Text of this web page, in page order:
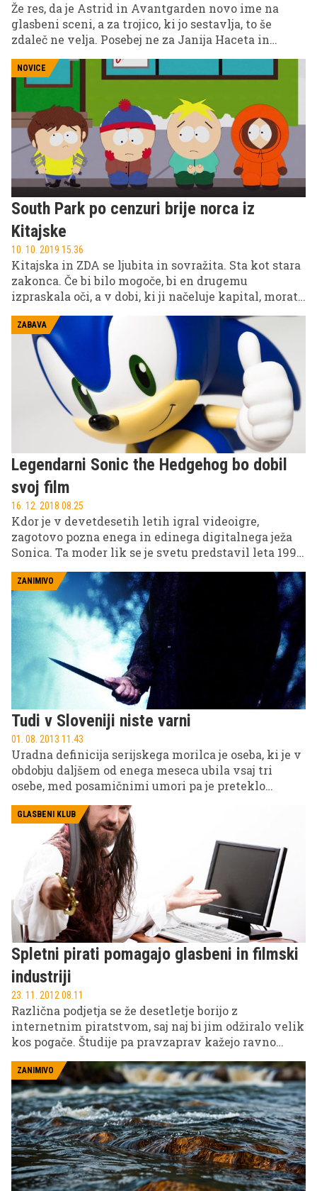
Že res, da je Astrid in Avantgarden novo ime na
glasbeni sceni, a za trojico, ki jo sestavlja, to še
zdaleč ne velja. Posebej ne za Janija Haceta in
Martina Štibernika, ki ju verjetno ni treba posebej
predstavljati, saj sta prekaljena glasbena mačka in
pravi inventar slovenske glasbene scene. To sta
osvežila s sodelovanjem z Astrid Kljun, magistrico
opernega petja in šolano harfistko z angelskim
glasom. Nas bo ekipa prihodnje leto na
Nizozemskem zastopala na Evroviziji?
NOVICE
South Park po cenzuri brije norca iz
Kitajske
10. 10. 2019 15.36
Kitajska in ZDA se ljubita in sovražita. Sta kot stara
zakonca. Če bi bilo mogoče, bi en drugemu
izpraskala oči, a v dobi, ki ji načeluje kapital, morata
račun človekovih pravih in čistega okolja.
Priljubljena satirična risana serija South Park, ki
teče že 21. krog in ne beži od kontraverznosti, zato
redno poskrbi za ogorčenje različnih skupin, saj
marsikomu preko satire in sarkazma stopi na žulj.
Epizoda Skupina na Kitajskem (Band in China) pa je
bil očitno kaplja čez rob za kitajske cenzorje, saj so ti
v zvezi z njo zamrznili ali zabrisali vse spletne
sledi.
ZABAVA
Legendarni Sonic the Hedgehog bo dobil
svoj film
16. 12. 2018 08.25
Kdor je v devetdesetih letih igral videoigre,
zagotovo pozna enega in edinega digitalnega ježa
Sonica. Ta moder lik se je svetu predstavil leta 1991,
ZANIMIVO
Tudi v Sloveniji niste varni
01. 08. 2013 11.43
Uradna definicija serijskega morilca je oseba, ki je v
obdobju daljšem od enega meseca ubila vsaj tri
osebe, med posamičnimi umori pa je preteklo
vzpodbudile psihološke motnje posameznika.
GLASBENI KLUB
Spletni pirati pomagajo glasbeni in filmski
industriji
23. 11. 2012 08.11
Različna podjetja se že desetletje borijo z
internetnim piratstvom, saj naj bi jim odžiralo velik
kos pogače. Študije pa pravzaprav kažejo ravno
ZANIMIVO